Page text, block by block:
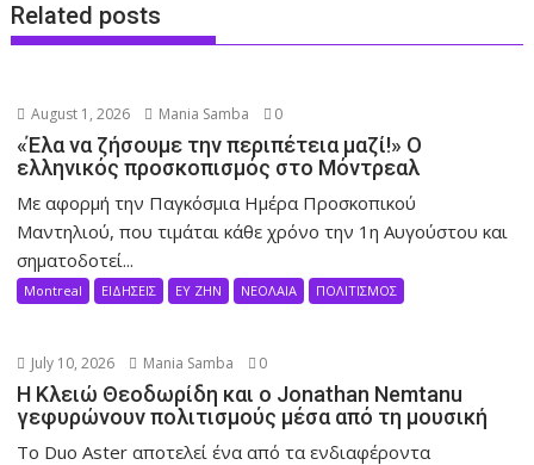
Related posts
August 1, 2026 Mania Samba 0
«Έλα να ζήσουμε την περιπέτεια μαζί!» Ο
ελληνικός προσκοπισμός στο Μόντρεαλ
Με αφορμή την Παγκόσμια Ημέρα Προσκοπικού
Μαντηλιού, που τιμάται κάθε χρόνο την 1η Αυγούστου και
σηματοδοτεί...
Montreal ΕΙΔΗΣΕΙΣ ΕΥ ΖΗΝ ΝΕΟΛΑΙΑ ΠΟΛΙΤΙΣΜΟΣ
July 10, 2026 Mania Samba 0
Η Κλειώ Θεοδωρίδη και ο Jonathan Nemtanu
γεφυρώνουν πολιτισμούς μέσα από τη μουσική
Το Duo Aster αποτελεί ένα από τα ενδιαφέροντα